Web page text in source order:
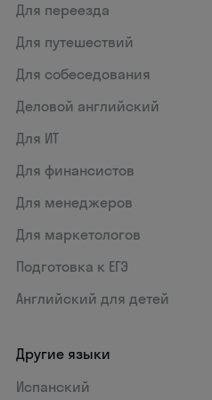
Для переезда
Для путешествий
Для собеседования
Деловой английский
Для ИТ
Для финансистов
Для менеджеров
Для маркетологов
Подготовка к ЕГЭ
Английский для детей
Другие языки
Испанский